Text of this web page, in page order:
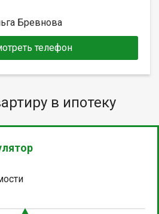
Бревнова
телефон
в ипотеку